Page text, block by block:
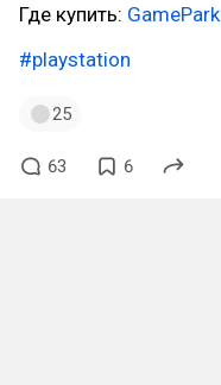
Где купить: GamePark
#playstation
25
63 6